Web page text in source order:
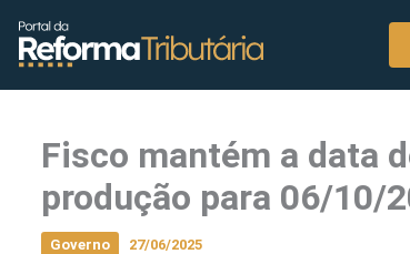
conteúdo
Fisco mantém a data
produção para 06/10/
Governo 27/06/2025